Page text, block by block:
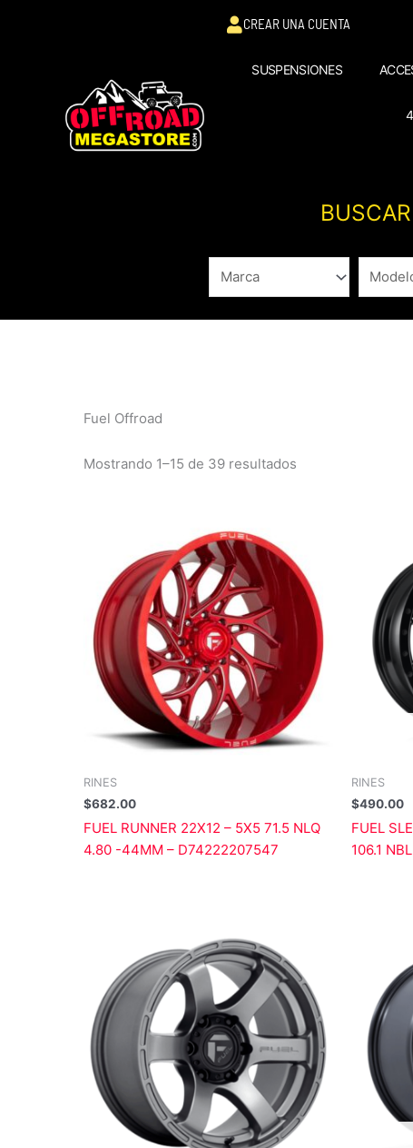
CREAR UNA CUENTA
SUSPENSIONES
Fuel Offroad
Mostrando 1–15 de 39 resultados
RINES
$682.00
FUEL RUNNER 22X12 – 5X5 71.5 NLQ
4.80 -44MM – D74222207547
RINES
$490.00
FUEL
106.1